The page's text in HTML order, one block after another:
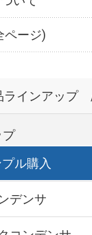
ページ)
ラインアップ
プ
ル購入
デンサ